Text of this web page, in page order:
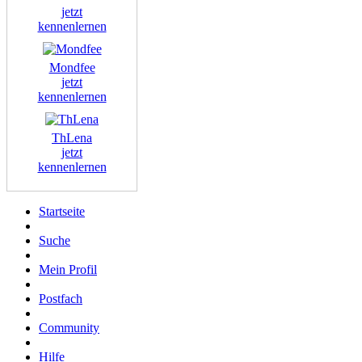
jetzt
kennenlernen
Mondfee
jetzt
kennenlernen
ThLena
jetzt
kennenlernen
Startseite
Suche
Mein Profil
Postfach
Community
Hilfe